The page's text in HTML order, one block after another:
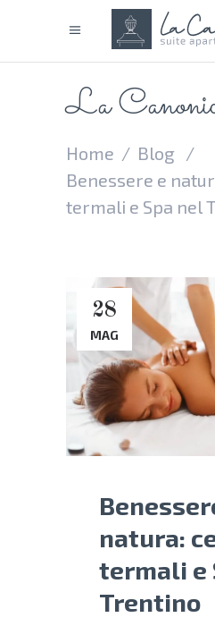
La
Home / Blog /
Benessere e
termali e Spa nel
28
MAG
natura:
termali e
Trentino